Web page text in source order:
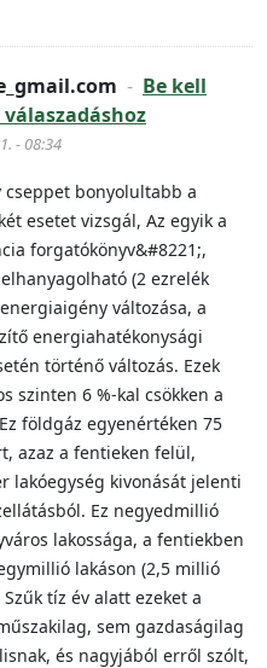
- Be kell
- 08:34
cseppet bonyolultabb a
esetet vizsgál, Az egyik a
forgatókönyv&#8221;,
(2 ezrelék
változása, a
energiahatékonysági
történő változás. Ezek
szinten 6 %-kal csökken a
földgáz egyenértéken 75
azaz a fentieken felül,
lakóegység kivonását jelenti
Ez negyedmillió
lakossága, a fentiekben
lakáson (2,5 millió
tíz év alatt ezeket a
sem gazdaságilag
és nagyjából erről szólt,